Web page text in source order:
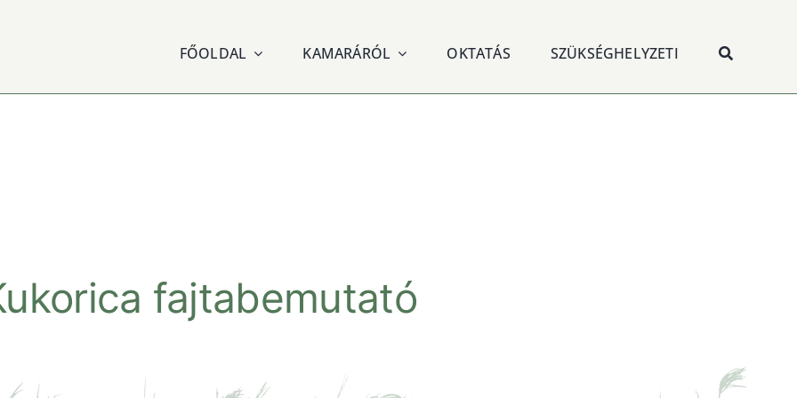
FŐOLDAL KAMARÁRÓL OKTATÁS SZÜKSÉGHELYZETI
fajtabemutató